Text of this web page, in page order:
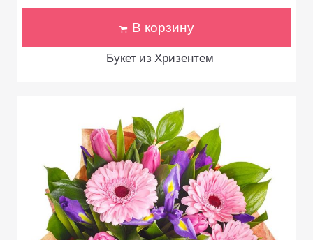
Букет из Хризентем
В корзину